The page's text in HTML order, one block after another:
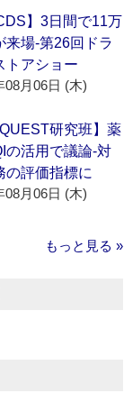
】3日間で11万
来場‐第26回ドラ
トアショー
08月06日 (木)
QUEST研究班】薬
の活用で議論‐対
の評価指標に
08月06日 (木)
もっと見る »